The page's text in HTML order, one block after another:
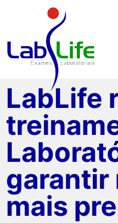
LabLife
garantir
mais